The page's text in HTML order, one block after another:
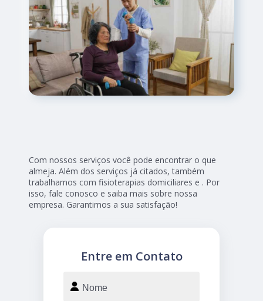
Com nossos serviços você pode encontrar o que
almeja. Além dos serviços já citados, também
trabalhamos com fisioterapias domiciliares e . Por
isso, fale conosco e saiba mais sobre nossa
empresa. Garantimos a sua satisfação!
Entre em Contato